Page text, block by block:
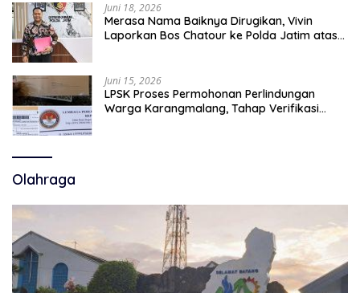
Juni 18, 2026
Merasa Nama Baiknya Dirugikan, Vivin
Laporkan Bos Chatour ke Polda Jatim atas
Juni 15, 2026
LPSK Proses Permohonan Perlindungan
Warga Karangmalang, Tahap Verifikasi
Olahraga